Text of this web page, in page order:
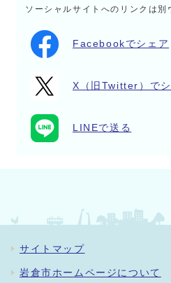
ソーシャルサイトへのリンクは別
Facebookでシェア
X（旧Twitter）でシ
LINEで送る
サイトマップ
岩倉市ホームページについて